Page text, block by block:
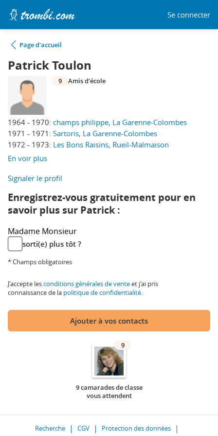
Se connecter
Page d'accueil
Patrick Toulon
1964 - 1970: champs philippe, La Garenne-Colombes
1971 - 1971: Sartoris, La Garenne-Colombes
1972 - 1973: Les Bons Raisins, Rueil-Malmaison
En voir plus
9 Amis d'école
Signaler le profil
Enregistrez-vous gratuitement pour en
savoir plus sur Patrick :
Madame Monsieur
sorti(e) plus tôt ?
* Champs obligatoires
J'accepte lesconditions générales de venteet j'ai pris
connaissance de la politique de confidentialité.
Ajouter à vos contacts
9
9 camarades de classe
vous attendent
Recherche CGV
Protection des données